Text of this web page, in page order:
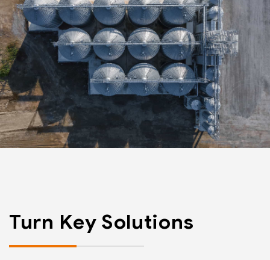
Turn Key Solutions